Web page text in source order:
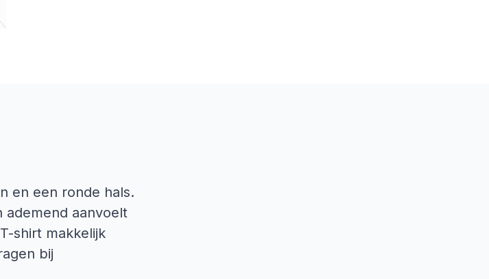
en een ronde hals.
ademend aanvoelt
shirt makkelijk
bij